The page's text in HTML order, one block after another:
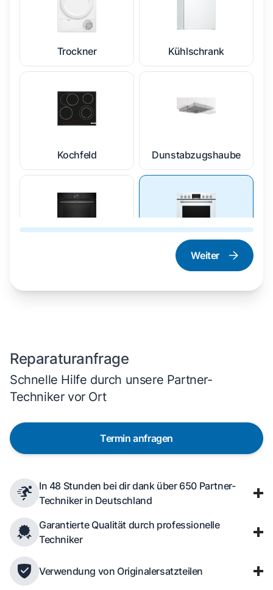
Trockner Kühlschrank
Kochfeld Dunstabzugshaube
Herd und Backofen
Weiter
Reparaturanfrage
Schnelle Hilfe durch unsere Partner-
Techniker vor Ort
Termin anfragen
In 48 Stunden bei dir dank über 650 Partner-
Techniker in Deutschland
Garantierte Qualität durch professionelle
Techniker
Verwendung von Originalersatzteilen